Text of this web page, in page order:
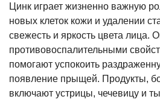
Цинк играет жизненно важную
новых клеток кожи и удалении
свежесть и яркость цвета лица.
противовоспалительными
помогают успокоить
появление прыщей. Продукты,
включают устрицы, чечевицу и